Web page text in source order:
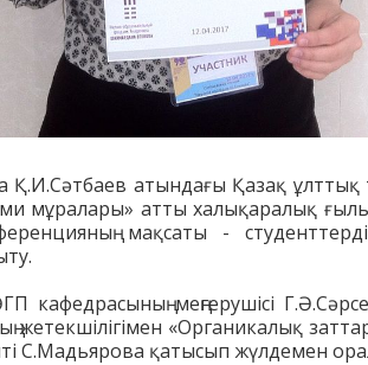
Қ.И.Сәтбаев атындағы Қазақ ұлттық
мұралары» атты халықаралық
мақсаты -
меңгерушісі
«Органикалық
С.Мадьярова қатысып жүлдемен